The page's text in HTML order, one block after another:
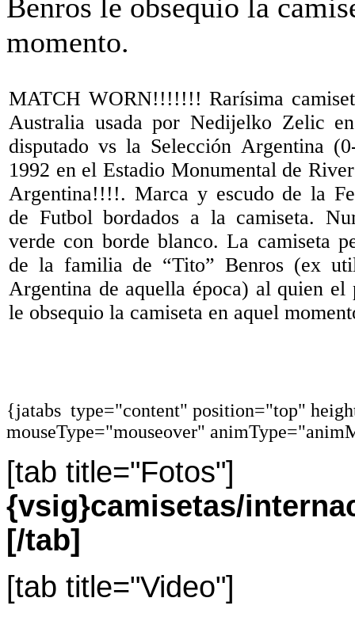
MATCH WORN!!!!!!! Rarísima
Australia usada por Nedijelko Zelic
disputado vs la Selección Argentina
1992 en el Estadio Monumental de
Argentina!!!!. Marca y escudo de la
de Futbol bordados a la camiseta.
verde con borde blanco. La camiseta
de la familia de “Tito” Benros (ex
Argentina de aquella época) al quien el
le obsequio la camiseta en aquel
{jatabs type="content" position="top"
mouseType="mouseover"
[tab title="Fotos"]
{vsig}camisetas/
[/tab]
[tab title="Video"]